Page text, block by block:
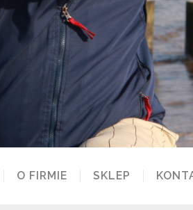
O FIRMIE SKLEP